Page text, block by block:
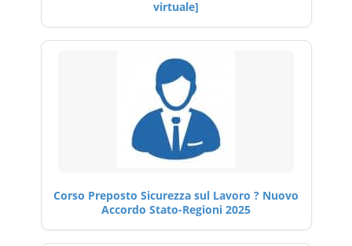
virtuale]
Corso Preposto Sicurezza sul Lavoro ? Nuovo
Accordo Stato-Regioni 2025